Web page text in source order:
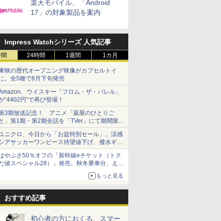
楽天モバイル、「Android
17」の対象製品を案内
Impress Watchシリーズ 人気記事
24時間 1週間 1カ月
映の歴代オープニング映像がカプセルトイ
。全5種で8月下旬発売
、ウイスキー「フロム・ザ・バレル」
“4402円”で再び登場！
3期放送記念！ アニメ「薬屋のひとりご
」第1期・第2期全話を「TVer」にて期間限定
順次無料配信開始
ニクロ、今日から「お盆特別セール」。涼感
アサッカーワンピース待望値下げ、撥水ギア
ョーツは1990円に
やぶさ50％オフの「新幹線eチケット（トク
値スペシャル28）」発売。秋冬乗車分、えき
もっと見る
おすすめ記事
初心者の方におくる、スマー